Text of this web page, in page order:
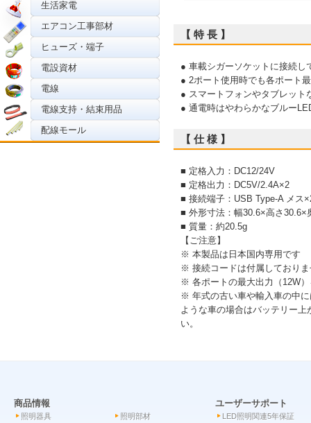
生活家電
エアコン工事部材
ヒューズ・端子
電設資材
電線
電線支持・結束用品
配線モール
【 特 長 】
● 車載シガーソケットに接続し
● 2ポート使用時でも各ポート
● スマートフォンやタブレット
● 通電時はやわらかなブルー
【 仕 様 】
■ 定格入力：DC12/24V
■ 定格出力：DC5V/2.4A×2
■ 接続端子：USB Type-A メス
■ 外形寸法：幅30.6×高さ30.6×
■ 質量：約20.5g
【ご注意】
※ 本製品は日本国内専用です
※ 接続コードは付属しており
※ 各ポートの最大出力（12W
※ 年式の古い車や輸入車の中
ような車の場合はバッテリー
い。
商品情報
照明器具
照明部材
ユーザーサポート
LED照明関連5年保証